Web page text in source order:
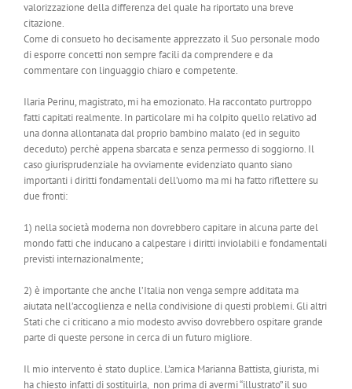
valorizzazione della differenza del quale ha riportato una breve
citazione.
Come di consueto ho decisamente apprezzato il Suo personale modo
di esporre concetti non sempre facili da comprendere e da
commentare con linguaggio chiaro e competente.
Ilaria Perinu, magistrato, mi ha emozionato. Ha raccontato purtroppo
fatti capitati realmente. In particolare mi ha colpito quello relativo ad
una donna allontanata dal proprio bambino malato (ed in seguito
deceduto) perchè appena sbarcata e senza permesso di soggiorno. Il
caso giurisprudenziale ha ovviamente evidenziato quanto siano
importanti i diritti fondamentali dell’uomo ma mi ha fatto riflettere su
due fronti:
1) nella società moderna non dovrebbero capitare in alcuna parte del
mondo fatti che inducano a calpestare i diritti inviolabili e fondamentali
previsti internazionalmente;
2) è importante che anche l’Italia non venga sempre additata ma
aiutata nell’accoglienza e nella condivisione di questi problemi. Gli altri
Stati che ci criticano a mio modesto avviso dovrebbero ospitare grande
parte di queste persone in cerca di un futuro migliore.
Il mio intervento è stato duplice. L’amica Marianna Battista, giurista, mi
ha chiesto infatti di sostituirla, non prima di avermi “illustrato” il suo